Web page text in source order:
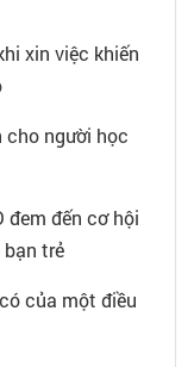
xin việc khiến
cho người học
đem đến cơ hội
trẻ
của một điều